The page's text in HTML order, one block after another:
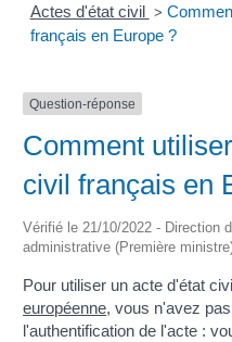
Actes d'état civil >
français en Europe ?
Question-réponse
Comment
civil français en
Vérifié le 21/10/2022 - Direction
administrative (Première
Pour utiliser un acte d'état
européenne, vous n'avez
l'authentification de l'acte :